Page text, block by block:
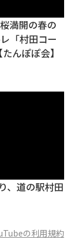
満開の春の
「村田コー
んぽぽ会】
、道の駅村田
の利用規約